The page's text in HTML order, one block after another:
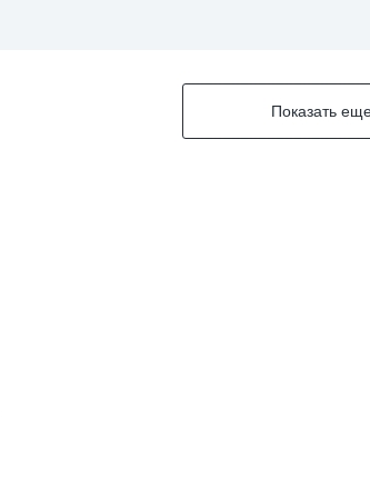
Показать